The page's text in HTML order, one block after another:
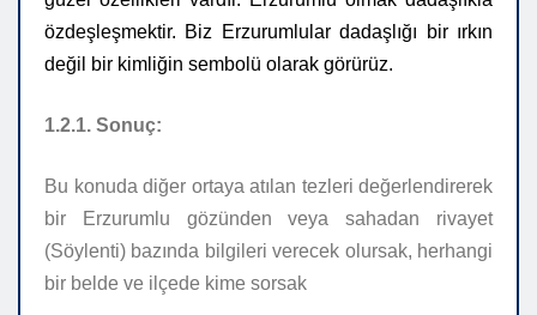
özdeşleşmektir. Biz Erzurumlular dadaşlığı bir ırkın
değil bir kimliğin sembolü olarak görürüz.
1.2.1. Sonuç:
Bu konuda diğer ortaya atılan tezleri değerlendirerek
bir Erzurumlu gözünden veya sahadan rivayet
(Söylenti) bazında bilgileri verecek olursak, herhangi
bir belde ve ilçede kime sorsak